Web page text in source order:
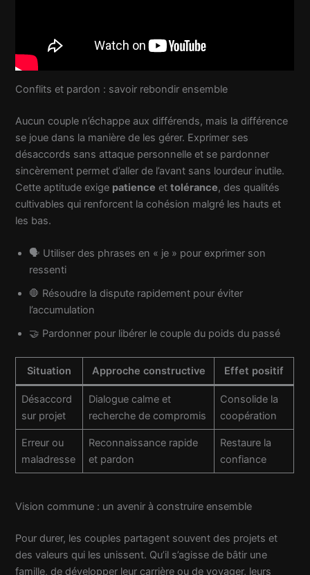
Conflits et pardon : savoir rebondir ensemble
Aucun couple n’échappe aux différends, mais la différence
se joue dans la manière de les gérer. Exprimer ses
désaccords sans attaque personnelle et se pardonner
sincèrement permet d’aller de l’avant sans lourdeur inutile.
Cette aptitude exige patience ettolérance, des qualités
cultivables qui renforcent la cohésion malgré les hauts et
les bas.
🗣️ Utiliser des phrases en « je » pour exprimer son
ressenti
🛑 Résoudre la dispute rapidement pour éviter
l’accumulation
🤝 Pardonner pour libérer le couple du poids du passé
Situation Approche constructive Effet positif
Désaccord
sur projet
Dialogue calme et
recherche de compromis
Consolide la
coopération
Erreur ou
maladresse
Reconnaissance rapide
et pardon
Restaure la
confiance
Vision commune : un avenir à construire ensemble
Pour durer, les couples partagent souvent des projets et
des valeurs qui les unissent. Qu’il s’agisse de bâtir une
famille, de développer leur carrière ou de voyager, leurs